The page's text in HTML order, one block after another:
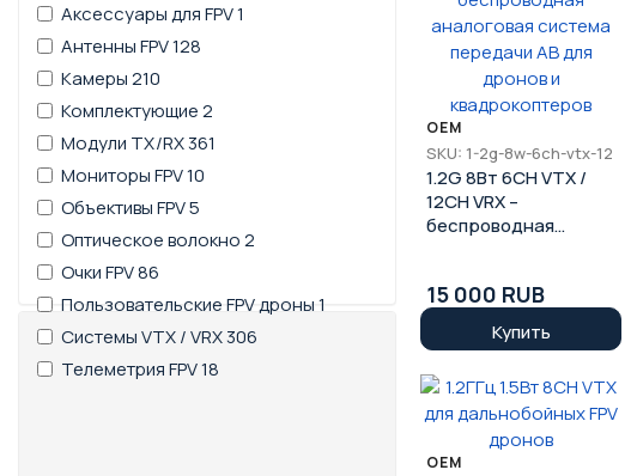
Аксессуары для FPV1
Антенны FPV128
Камеры210
Комплектующие2
Модули TX/RX361
Мониторы FPV10
Объективы FPV5
Оптическое волокно2
Очки FPV86
Пользовательские FPV дроны1
Системы VTX / VRX306
Телеметрия FPV18
OEM
SKU: 1-2g-8w-6ch-vtx-12
1.2G 8Вт 6CH VTX /
12CH VRX –
беспроводная
дронов и
квадрокоптеров
15 000 RUB
Купить
OEM